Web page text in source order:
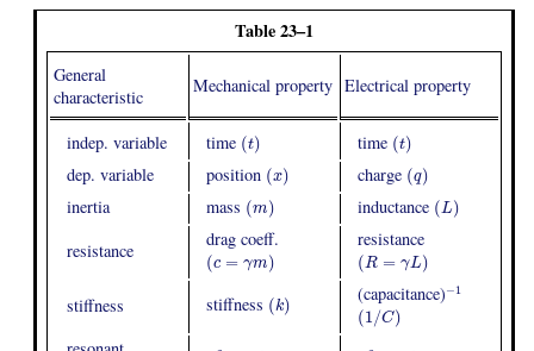
Table 23–1
General
characteristic
Mechanical property Electrical property
indep. variable time (t) time (t)
dep. variable position (x) charge (q)
inertia mass (m) inductance (L)
resistance
drag coeff.
(c = γm)
resistance
(R = γL)
stiffness stiffness (k)
(capacitance)−1
(1/C)